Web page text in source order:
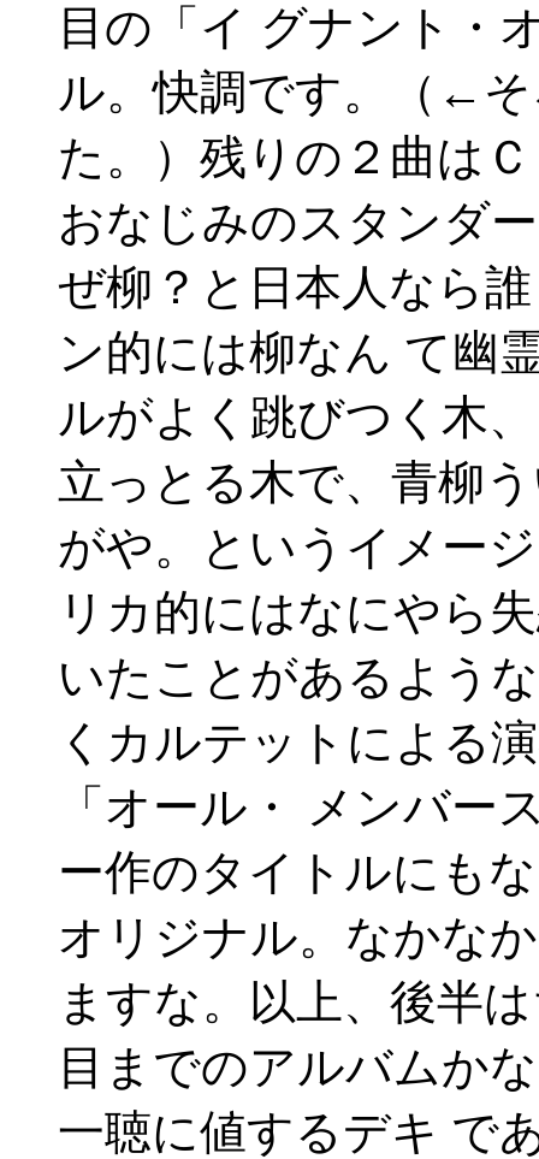
目の「イ グナント・
ル。快調です。（←
た。）残りの２曲は
おなじみのスタンダ
ぜ柳？と日本人なら
ン的には柳なん て幽
ルがよく跳びつく木
立っとる木で、青柳
がや。というイメー
リカ的にはなにやら
いたことがあるよう
くカルテットによる
「オール・ メンバー
ー作のタイトルにも
オリジナル。なかな
ますな。以上、後半
目までのアルバムか
一聴に値するデキ で